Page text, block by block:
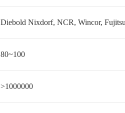
Diebold Nixdorf, NCR, Wincor,
80~100
>1000000